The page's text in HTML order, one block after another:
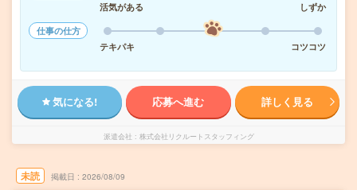
活気がある
しずか
仕事の仕方
テキパキ
コツコツ
気になる! 応募へ進む 詳しく見る
派遣会社 株式会社リクルートスタッフィング
未読 掲載日 2026/08/09